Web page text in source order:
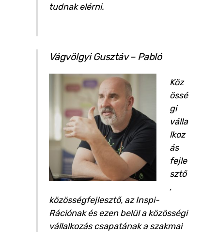
tudnak elérni.
Vágvölgyi Gusztáv – Pabló
Köz
össé
gi
válla
lkoz
ás
fejle
sztő
,
közösségfejlesztő, az Inspi-
Rációnak és ezen belül a közösségi
vállalkozás csapatának a szakmai